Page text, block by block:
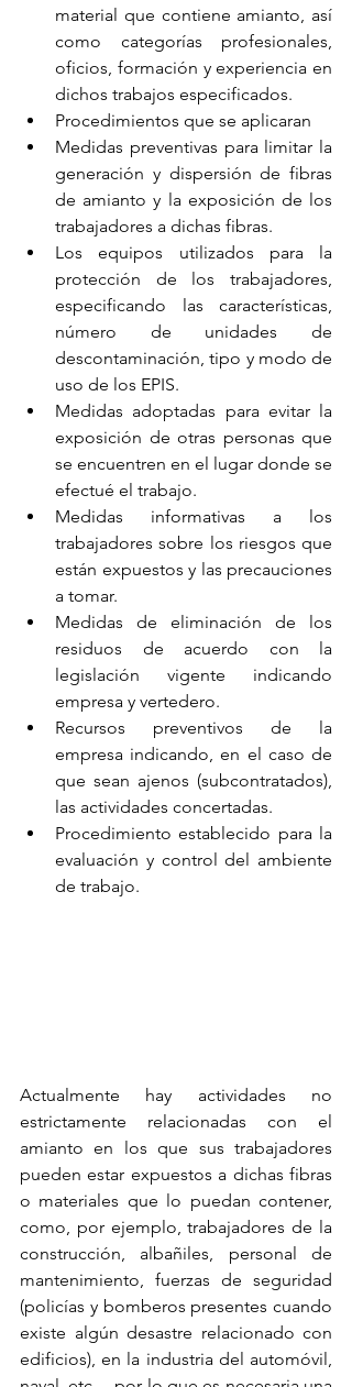
material que contiene amianto, así
como categorías profesionales,
oficios, formación y experiencia en
dichos trabajos especificados.
Procedimientos que se aplicaran
Medidas preventivas para limitar la
generación y dispersión de fibras
de amianto y la exposición de los
trabajadores a dichas fibras.
Los equipos utilizados para la
protección de los trabajadores,
especificando las características,
número de unidades de
descontaminación, tipo y modo de
uso de los EPIS.
Medidas adoptadas para evitar la
exposición de otras personas que
se encuentren en el lugar donde se
efectué el trabajo.
Medidas informativas a los
trabajadores sobre los riesgos que
están expuestos y las precauciones
a tomar.
Medidas de eliminación de los
residuos de acuerdo con la
legislación vigente indicando
empresa y vertedero.
Recursos preventivos de la
empresa indicando, en el caso de
que sean ajenos (subcontratados),
las actividades concertadas.
Procedimiento establecido para la
evaluación y control del ambiente
de trabajo.
Actualmente hay actividades no
estrictamente relacionadas con el
amianto en los que sus trabajadores
pueden estar expuestos a dichas fibras
o materiales que lo puedan contener,
como, por ejemplo, trabajadores de la
construcción, albañiles, personal de
mantenimiento, fuerzas de seguridad
(policías y bomberos presentes cuando
existe algún desastre relacionado con
edificios), en la industria del automóvil,